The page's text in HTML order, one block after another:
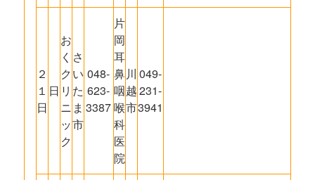
２
１
日
日
お
く
ク
リ
ニ
ッ
ク
さ
い
た
ま
市
048-
623-
3387
片
岡
耳
鼻
咽
喉
科
医
院
川
越
市
049-
231-
3941